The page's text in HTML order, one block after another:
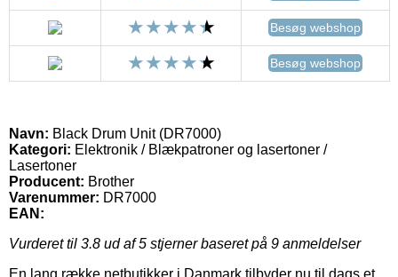
Besøg webshop
Besøg webshop
Navn: Black Drum Unit (DR7000)
Kategori: Elektronik / Blækpatroner og lasertoner /
Lasertoner
Producent: Brother
Varenummer: DR7000
EAN:
Vurderet til 3.8 ud af 5 stjerner baseret på 9 anmeldelser
En lang række netbutikker i Danmark tilbyder nu til dags et